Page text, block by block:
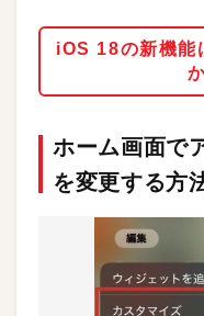
iOS 18の新機能
ホーム画面で
を変更する方